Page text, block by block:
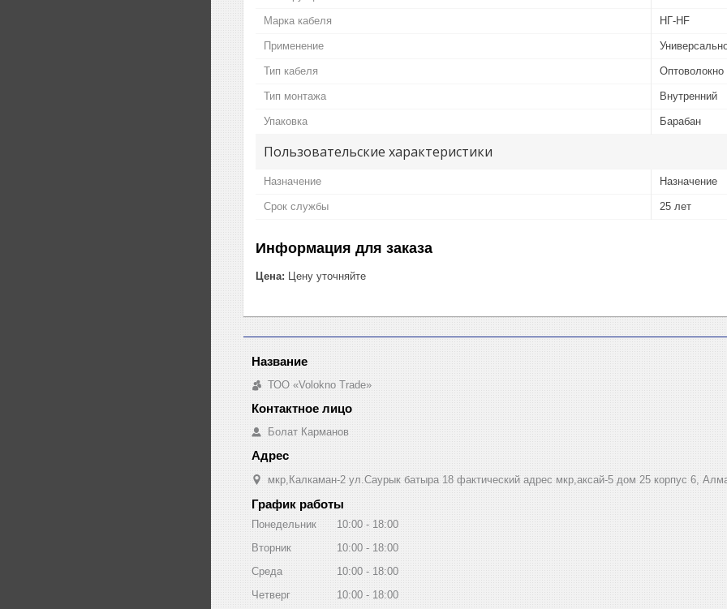
Марка кабеля НГ-HF
Применение
Тип кабеля Оптоволокно
Тип монтажа Внутренний
Упаковка Барабан
Пользовательские характеристики
Назначение Назначение
Срок службы 25 лет
Информация для заказа
Цена: Цену уточняйте
ТОО «Volokno Trade»
Болат Карманов
мкр,Калкаман-2 ул.Саурык батыра 18 фактический адрес мкр,аксай-5 дом 25 корпус 6,
График работы
Понедельник 10:00
18:00
Вторник
10:00
18:00
Среда
10:00
18:00
Четверг
10:00 18:00